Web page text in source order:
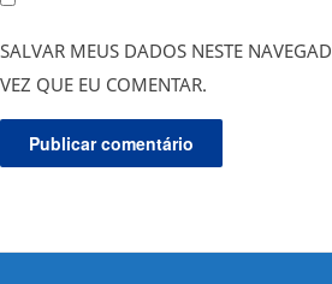
SALVAR MEUS DADOS NESTE
VEZ QUE EU COMENTAR.